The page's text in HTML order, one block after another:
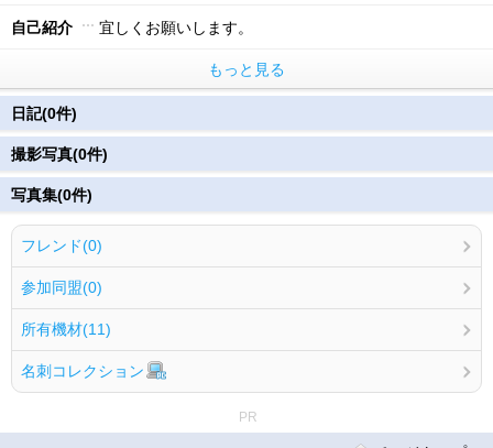
自己紹介 宜しくお願いします。
もっと見る
日記(0件)
撮影写真(0件)
写真集(0件)
フレンド(0)
参加同盟(0)
所有機材(11)
名刺コレクション
PR